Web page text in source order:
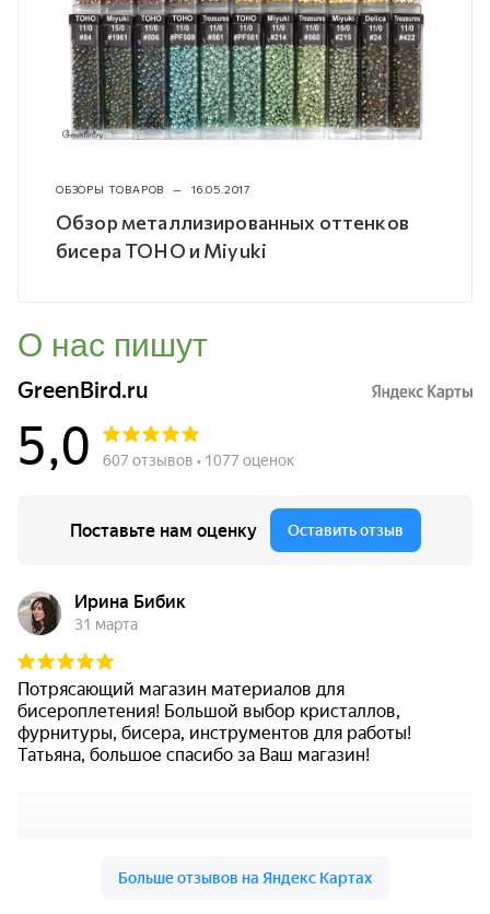
ОБЗОРЫ ТОВАРОВ — 16.05.2017
Обзор металлизированных оттенков
бисера TOHO и Miyuki
О нас пишут